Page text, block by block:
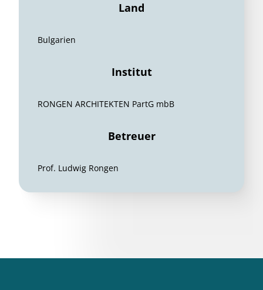
Land
Bulgarien
Institut
RONGEN ARCHITEKTEN PartG mbB
Betreuer
Prof. Ludwig Rongen